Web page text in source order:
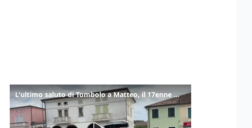
L'ultimo saluto di Tombolo a Matteo, il 17enne morto di tumore. Il video